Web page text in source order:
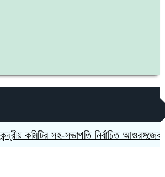
সহ-সভাপতি নির্বাচিত আওরঙ্গজেব কামাল